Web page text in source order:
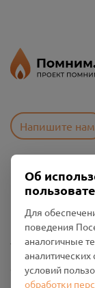
Напишите нам
Политика
Промо-материалы
Настройки cookies
Общество с
Проект Помним»
Об
Для
поведения
аналогичные
условий
обработки